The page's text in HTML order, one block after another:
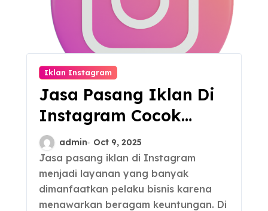
Iklan Instagram
Jasa Pasang Iklan Di
Instagram Cocok
untuk Bisnis, Harga
Murah
admin Oct 9, 2025
Jasa pasang iklan di Instagram
menjadi layanan yang banyak
dimanfaatkan pelaku bisnis karena
menawarkan beragam keuntungan. Di